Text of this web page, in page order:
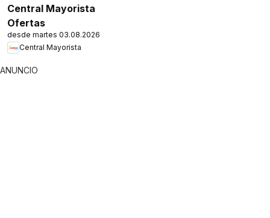
Central Mayorista
Ofertas
desde martes 03.08.2026
Central Mayorista
ANUNCIO